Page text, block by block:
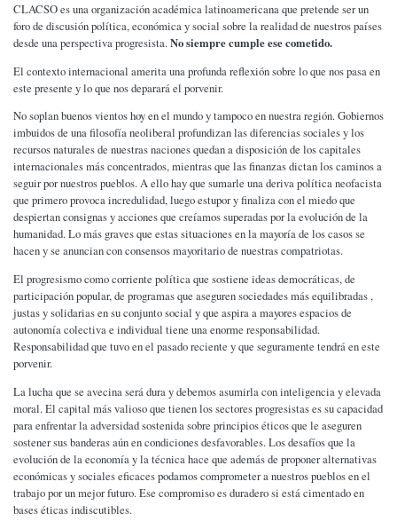
CLACSO es una organización académica latinoamericana que pretende ser un
foro de discusión política, económica y social sobre la realidad de nuestros países
desde una perspectiva progresista.No siempre cumple ese cometido.
El contexto internacional amerita una profunda reflexión sobre lo que nos pasa en
este presente y lo que nos deparará el porvenir.
No soplan buenos vientos hoy en el mundo y tampoco en nuestra región. Gobiernos
imbuidos de una filosofía neoliberal profundizan las diferencias sociales y los
recursos naturales de nuestras naciones quedan a disposición de los capitales
internacionales más concentrados, mientras que las finanzas dictan los caminos a
seguir por nuestros pueblos. A ello hay que sumarle una deriva política neofacista
que primero provoca incredulidad, luego estupor y finaliza con el miedo que
despiertan consignas y acciones que creíamos superadas por la evolución de la
humanidad. Lo más graves que estas situaciones en la mayoría de los casos se
hacen y se anuncian con consensos mayoritario de nuestras compatriotas.
El progresismo como corriente política que sostiene ideas democráticas, de
participación popular, de programas que aseguren sociedades más equilibradas ,
justas y solidarias en su conjunto social y que aspira a mayores espacios de
autonomía colectiva e individual tiene una enorme responsabilidad.
Responsabilidad que tuvo en el pasado reciente y que seguramente tendrá en este
porvenir.
La lucha que se avecina será dura y debemos asumirla con inteligencia y elevada
moral. El capital más valioso que tienen los sectores progresistas es su capacidad
para enfrentar la adversidad sostenida sobre principios éticos que le aseguren
sostener sus banderas aún en condiciones desfavorables. Los desafíos que la
evolución de la economía y la técnica hace que además de proponer alternativas
económicas y sociales eficaces podamos comprometer a nuestros pueblos en el
trabajo por un mejor futuro. Ese compromiso es duradero si está cimentado en
bases éticas indiscutibles.